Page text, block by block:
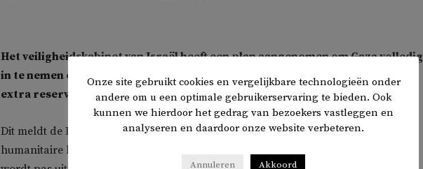
Het veiligheidskabinet van Israël heeft een plan aangenomen om Gaza volledig
in te nemen en de bezetting officieel te maken. Hiervoor zijn tienduizenden
extra reservisten nodig.
Dit meldt de Duitse krantWelt. Het plan bevat ook een manier om voedsel- en
humanitaire hulp te hervatten zonder betrokkenheid van Hamas. Het offensief
Onze site gebruikt cookies en vergelijkbare technologieën onder
andere om u een optimale gebruikerservaring te bieden. Ook
kunnen we hierdoor het gedrag van bezoekers vastleggen en
analyseren en daardoor onze website verbeteren.
Annuleren Akkoord